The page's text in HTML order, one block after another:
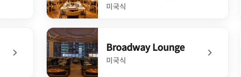
미국식
undefined Foundry Kitchen (Breakfast Only)
Broadway Lounge
미국식